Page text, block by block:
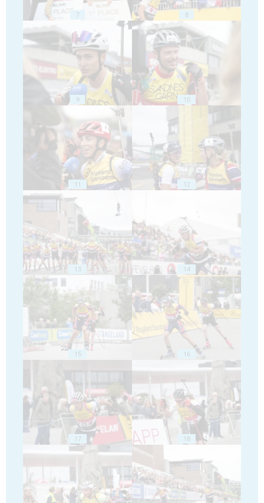
7 8
9 10
11 12
13 14
15 16
17 18